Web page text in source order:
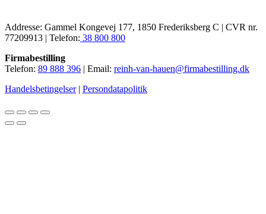
Addresse: Gammel Kongevej 177, 1850 Frederiksberg C | CVR nr.
77209913 | Telefon: 38 800 800
Firmabestilling
Telefon: 89 888 396 | Email: reinh-van-hauen@firmabestilling.dk
Handelsbetingelser| Persondatapolitik